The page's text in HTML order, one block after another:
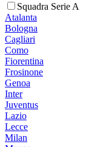
Squadra Serie A
Atalanta
Bologna
Cagliari
Como
Fiorentina
Frosinone
Genoa
Inter
Juventus
Lazio
Lecce
Milan